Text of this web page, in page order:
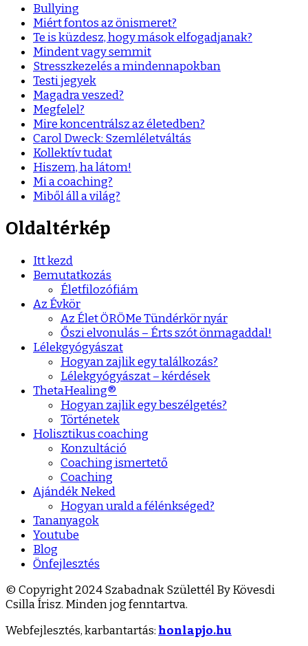
Bullying
Miért fontos az önismeret?
Te is küzdesz, hogy mások elfogadjanak?
Mindent vagy semmit
Stresszkezelés a mindennapokban
Testi jegyek
Magadra veszed?
Megfelel?
Mire koncentrálsz az életedben?
Carol Dweck: Szemléletváltás
Kollektív tudat
Hiszem, ha látom!
Mi a coaching?
Miből áll a világ?
Oldaltérkép
Itt kezd
Bemutatkozás
Életfilozófiám
Az Évkör
Az Élet ÖRÖMe Tündérkör nyár
Őszi elvonulás – Érts szót önmagaddal!
Lélekgyógyászat
Hogyan zajlik egy találkozás?
Lélekgyógyászat – kérdések
ThetaHealing®
Hogyan zajlik egy beszélgetés?
Történetek
Holisztikus coaching
Konzultáció
Coaching ismertető
Coaching
Ajándék Neked
Hogyan urald a félénkséged?
Tananyagok
Youtube
Blog
Önfejlesztés
© Copyright 2024 Szabadnak Születtél By Kövesdi
Csilla Írisz. Minden jog fenntartva.
Webfejlesztés, karbantartás: honlapjo.hu